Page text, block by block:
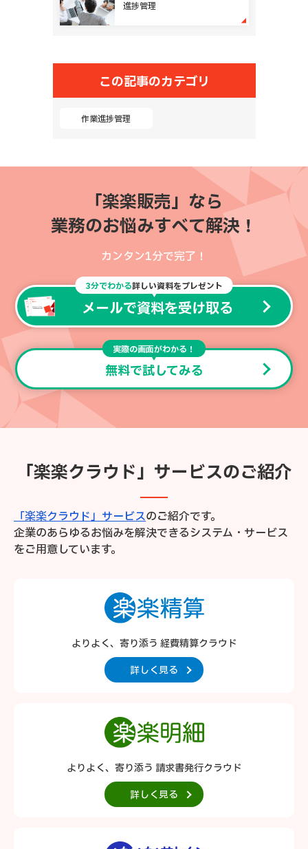
進捗管理
この記事のカテゴリ
作業進捗管理
「楽楽販売」なら
業務のお悩みすべて解決！
カンタン1分で完了！
3分でわかる詳しい資料をプレゼント
メールで資料を受け取る
実際の画面がわかる！
無料で試してみる
「楽楽クラウド」サービスのご紹介
「楽楽クラウド」サービスのご紹介です。
企業のあらゆるお悩みを解決できるシステム・サービス
をご用意しています。
よりよく、寄り添う 経費精算クラウド
詳しく見る
よりよく、寄り添う 請求書発行クラウド
詳しく見る